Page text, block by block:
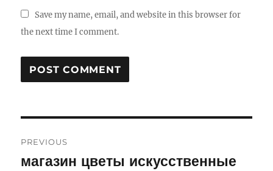
Save my name, email, and website in this browser for
the next time I comment.
navigation
PREVIOUS
Previous
магазин цветы искусственные